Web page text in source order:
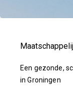
Een gezonde,
in Groningen